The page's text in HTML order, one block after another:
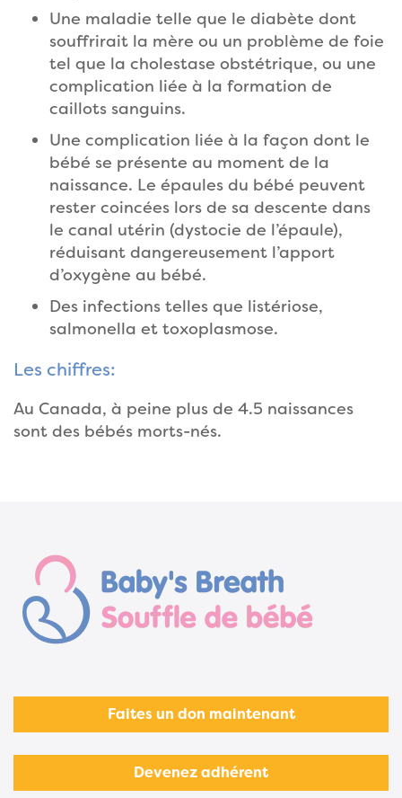
Une maladie telle que le diabète dont
souffrirait la mère ou un problème de foie
tel que la cholestase obstétrique, ou une
complication liée à la formation de
caillots sanguins.
Une complication liée à la façon dont le
bébé se présente au moment de la
naissance. Le épaules du bébé peuvent
rester coincées lors de sa descente dans
le canal utérin (dystocie de l’épaule),
réduisant dangereusement l’apport
d’oxygène au bébé.
Des infections telles que listériose,
salmonella et toxoplasmose.
Les chiffres:
Au Canada, à peine plus de 4.5 naissances
sont des bébés morts-nés.
Faites un don maintenant
Devenez adhérent